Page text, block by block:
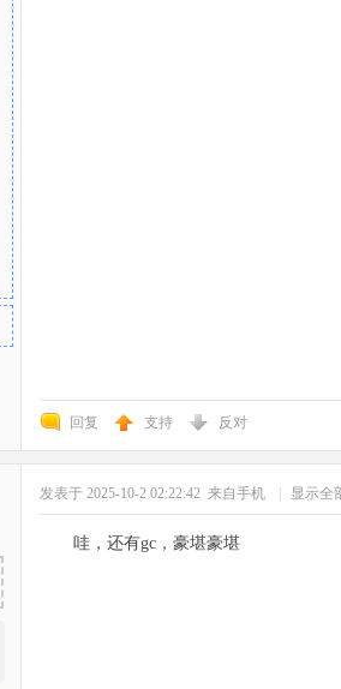
回复 支持 反对
发表于 2025-10-2 02:22:42 来自手机 显示全
哇，还有gc，豪堪豪堪